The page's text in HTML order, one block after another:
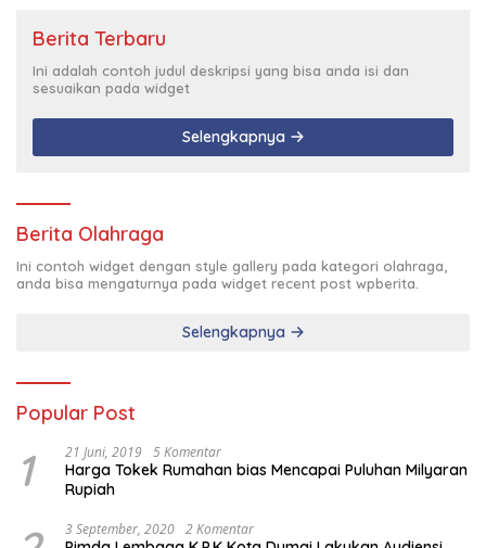
Berita Terbaru
Ini adalah contoh judul deskripsi yang bisa anda isi dan
sesuaikan pada widget
Selengkapnya
Berita Olahraga
Ini contoh widget dengan style gallery pada kategori olahraga,
anda bisa mengaturnya pada widget recent post wpberita.
Selengkapnya
Popular Post
1 21 Juni, 2019 5 Komentar
Harga Tokek Rumahan bias Mencapai Puluhan Milyaran
Rupiah
3 September, 2020 2 Komentar